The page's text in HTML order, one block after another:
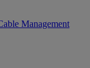
Management